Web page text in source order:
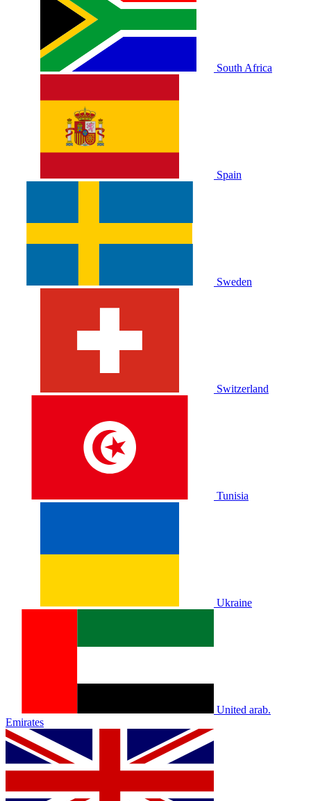
South Africa
Spain
Sweden
Switzerland
Tunisia
Ukraine
United arab.
Emirates